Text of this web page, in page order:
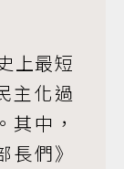
上最短
主化過
其中，
們》